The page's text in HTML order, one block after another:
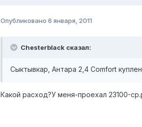
Опубликовано 6 января, 2011
Chesterblack сказал:
Сыктывкар, Антара 2,4 Comfort
Какой расход?У меня-проехал 23100-